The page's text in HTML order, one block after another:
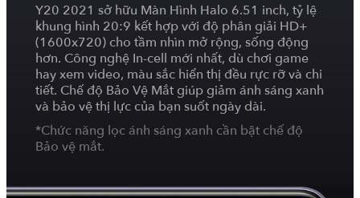
Y20 2021 sở hữu Màn Hình Halo 6.51 inch, tỷ lệ
khung hình 20:9 kết hợp với độ phân giải HD+
(1600x720) cho tầm nhìn mở rộng, sống động
hơn. Công nghệ In-cell mới nhất, dù chơi game
hay xem video, màu sắc hiển thị đều rực rỡ và chi
tiết. Chế độ Bảo Vệ Mắt giúp giảm ánh sáng xanh
và bảo vệ thị lực của bạn suốt ngày dài.
*Chức năng lọc ánh sáng xanh cần bật chế độ
Bảo vệ mắt.